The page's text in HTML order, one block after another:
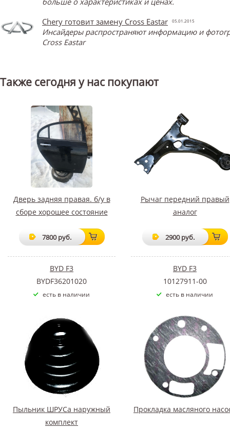
Chery готовит замену Cross Eastar
05.01.2015
Инсайдеры распространяют информацию и
Cross Eastar
Также сегодня у нас покупают
Дверь задняя правая. б/у в
сборе хорошее состояние
7800 руб.
BYD F3
BYDF36201020
есть в наличии
Рычаг передний правый
аналог
2900 руб.
BYD F3
10127911-00
есть в наличии
Пыльник ШРУСа наружный
комплект
Прокладка масляного